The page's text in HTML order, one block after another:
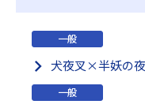
一般
犬夜叉×半妖の
一般